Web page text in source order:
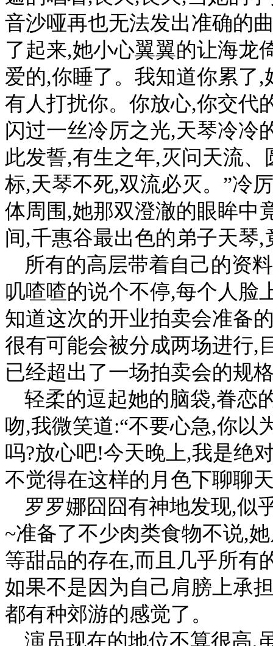
音沙哑再也无法发出准确的
了起来,她小心翼翼的让海龙
爱的,你睡了。我知道你累了
有人打扰你。你放心,你交代
闪过一丝冷厉之光,天琴冷冷
此发誓,有生之年,灭问天流
标,天琴不死,双流必灭。”冷
体周围,她那双澄澈的眼眸中
间,千惠谷最出色的弟子天琴
所有的高层带着自己的资
叽喳喳的说个不停,每个人脸
知道这次的开业拍卖会准备
很有可能会被分成两场进行,
已经超出了一场拍卖会的规
轻柔的逗起她的脑袋,眷恋
吻,我微笑道:“不要心急,你以
吗?放心吧!今天晚上,我是绝
不觉得在这样的月色下聊聊
罗罗娜囧囧有神地发现,似
~准备了不少肉类食物不说,
等甜品的存在,而且几乎所有
如果不是因为自己肩膀上承
都有种郊游的感觉了。
演员现在的地位不算很高,